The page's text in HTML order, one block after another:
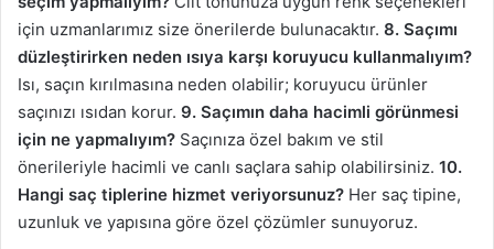
için uzmanlarımız size önerilerde bulunacaktır. 8. Saçımı
düzleştirirken neden ısıya karşı koruyucu kullanmalıyım?
Isı, saçın kırılmasına neden olabilir; koruyucu ürünler
saçınızı ısıdan korur. 9. Saçımın daha hacimli görünmesi
için ne yapmalıyım? Saçınıza özel bakım ve stil
önerileriyle hacimli ve canlı saçlara sahip olabilirsiniz. 10.
Hangi saç tiplerine hizmet veriyorsunuz? Her saç tipine,
uzunluk ve yapısına göre özel çözümler sunuyoruz.